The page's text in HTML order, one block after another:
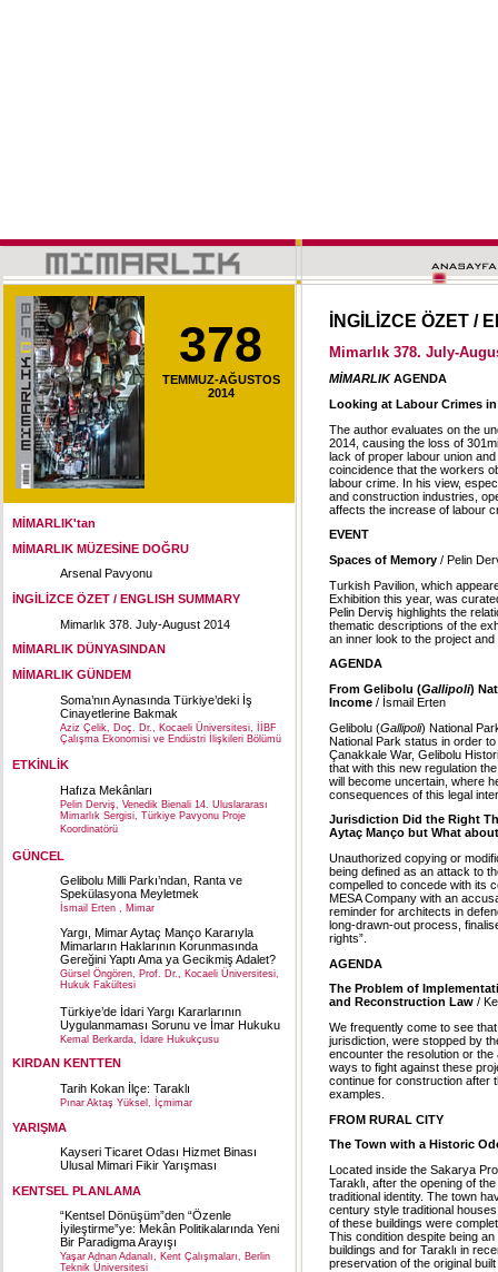
378
TEMMUZ-AĞUSTOS
2014
MİMARLIK'tan
MİMARLIK MÜZESİNE DOĞRU
Arsenal Pavyonu
İNGİLİZCE ÖZET / ENGLISH SUMMARY
Mimarlık 378. July-August 2014
MİMARLIK DÜNYASINDAN
MİMARLIK GÜNDEM
Soma’nın Aynasında Türkiye’deki İş
Cinayetlerine Bakmak
Aziz Çelik, Doç. Dr., Kocaeli Üniversitesi, İİBF
Çalışma Ekonomisi ve Endüstri İlişkileri Bölümü
ETKİNLİK
Hafıza Mekânları
Pelin Derviş, Venedik Bienali 14. Uluslararası
Mimarlık Sergisi, Türkiye Pavyonu Proje
Koordinatörü
GÜNCEL
Gelibolu Milli Parkı’ndan, Ranta ve
Spekülasyona Meyletmek
İsmail Erten , Mimar
Yargı, Mimar Aytaç Manço Kararıyla
Mimarların Haklarının Korunmasında
Gereğini Yaptı Ama ya Gecikmiş Adalet?
Gürsel Öngören, Prof. Dr., Kocaeli Üniversitesi,
Hukuk Fakültesi
Türkiye’de İdari Yargı Kararlarının
Uygulanmaması Sorunu ve İmar Hukuku
Kemal Berkarda, İdare Hukukçusu
KIRDAN KENTTEN
Tarih Kokan İlçe: Taraklı
Pınar Aktaş Yüksel, İçmimar
YARIŞMA
Kayseri Ticaret Odası Hizmet Binası
Ulusal Mimari Fikir Yarışması
KENTSEL PLANLAMA
“Kentsel Dönüşüm”den “Özenle
İyileştirme”ye: Mekân Politikalarında Yeni
Bir Paradigma Arayışı
Yaşar Adnan Adanalı, Kent Çalışmaları, Berlin
Teknik Üniversitesi
İNGİLİZCE ÖZET /
Mimarlık 378. July-
MİMARLIK AGENDA
Looking at Labour Crimes
The author evaluates on the
2014, causing the loss of
lack of proper labour union
coincidence that the workers
labour crime. In his view,
and construction industries,
affects the increase of labour
EVENT
Spaces of Memory / Pelin
Turkish Pavilion, which
Exhibition this year, was
Pelin Derviş highlights the
thematic descriptions of the
an inner look to the project
AGENDA
From Gelibolu (Gallipoli)
Income / İsmail Erten
Gelibolu (Gallipoli) National
National Park status in order
Çanakkale War, Gelibolu
that with this new regulation
will become uncertain, where
consequences of this legal
Jurisdiction Did the Right
Aytaç Manço but What
Unauthorized copying or
being defined as an attack to
compelled to concede with its
MESA Company with an
reminder for architects in
long-drawn-out process,
rights”.
AGENDA
The Problem of
and Reconstruction Law /
We frequently come to see
jurisdiction, were stopped by
encounter the resolution or
ways to fight against these
continue for construction after
examples.
FROM RURAL CITY
The Town with a Historic
Located inside the Sakarya
Taraklı, after the opening of
traditional identity. The town
century style traditional
of these buildings were
This condition despite being
buildings and for Taraklı in
preservation of the original